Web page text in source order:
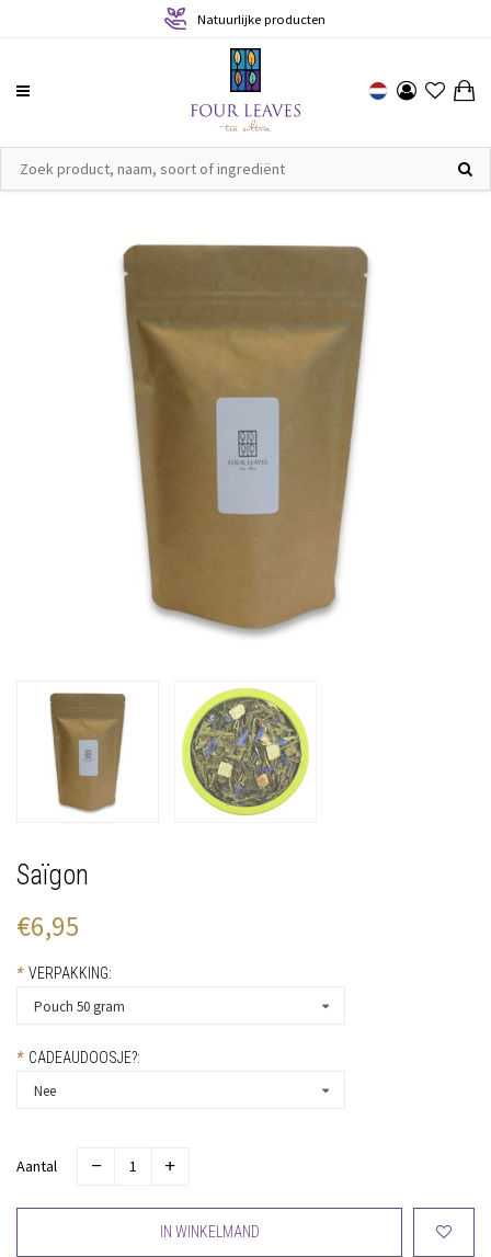
Natuurlijke producten
Saïgon
€6,95
VERPAKKING:
*
Pouch 50 gram
CADEAUDOOSJE?:
*
Nee
Aantal
IN WINKELMAND